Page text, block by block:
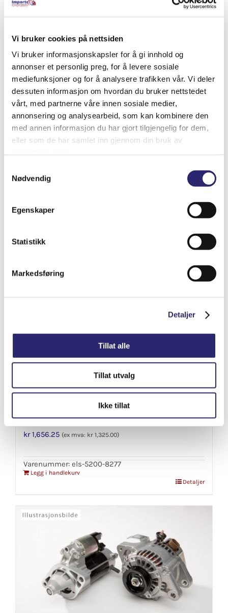
Vi bruker cookies på nettsiden
Vi bruker informasjonskapsler for å gi innhold og
annonser et personlig preg, for å levere sosiale
mediefunksjoner og for å analysere trafikken vår. Vi deler
dessuten informasjon om hvordan du bruker nettstedet
vårt, med partnerne våre innen sosiale medier,
annonsering og analysearbeid, som kan kombinere den
med annen informasjon du har gjort tilgjengelig for dem,
eller som de har samlet inn gjennom din bruk av
Nødvendig
Egenskaper
Statistikk
Markedsføring
Detaljer
Tillat alle
Tillat utvalg
Ikke tillat
Relaterte produkter
Legg i handlekurv
Detaljer
STARTER 9T 0,8KW BEDFORD
kr1,656.25 (ex mva: kr 1,325.00)
Varenummer: els-5200-8277
Legg i handlekurv
Detaljer